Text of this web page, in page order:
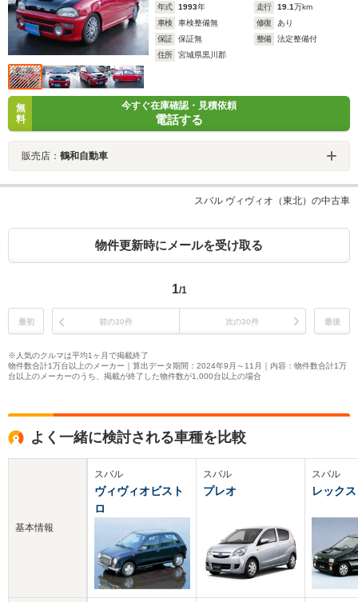
年式 1993年 走行 19.1万km
車検
車検整備無 修復
あり
保証
保証無 整備
法定整備付
住所
宮城県黒川郡
無
料
今すぐ在庫確認・見積依頼
電話する
販売店： 鶴和自動車
スバル ヴィヴィオ（東北）の中古車
物件更新時にメールを受け取る
1/1
最初 前の30件 次の30件 最後
※人気のクルマは平均1ヶ月で掲載終了
物件数合計1万台以上のメーカー｜算出データ期間：2024年9月～11月｜内容：物件数合計1万
台以上のメーカーのうち、掲載が終了した物件数が1,000台以上の場合
よく一緒に検討される車種を比較
基本情報
スバル
ヴィヴィオビスト
ロ
スバル
プレオ
スバル
レック